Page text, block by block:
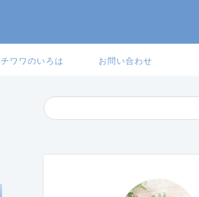
チワワのいろは お問い合わせ